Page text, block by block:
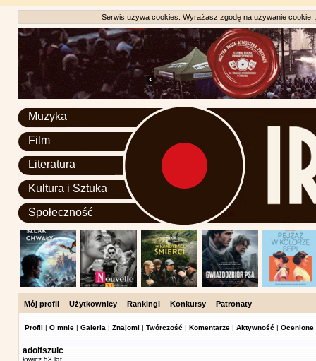
Serwis używa cookies. Wyrażasz zgodę na używanie
Muzyka
Film
Literatura
Kultura i Sztuka
Społeczność
Mój profil Użytkownicy Rankingi Konkursy Patronaty
Profil | O mnie | Galeria | Znajomi | Twórczość | Komentarze | Aktywność | Ocenione
adolfszulc
łowicz, 53 lat